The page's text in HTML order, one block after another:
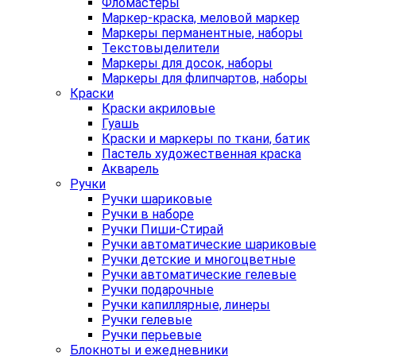
Маркер-краска, меловой маркер
Маркеры перманентные, наборы
Текстовыделители
Маркеры для досок, наборы
Маркеры для флипчартов, наборы
Краски
Краски акриловые
Гуашь
Краски и маркеры по ткани, батик
Пастель художественная краска
Акварель
Ручки
Ручки шариковые
Ручки в наборе
Ручки Пиши-Стирай
Ручки автоматические шариковые
Ручки детские и многоцветные
Ручки автоматические гелевые
Ручки подарочные
Ручки капиллярные, линеры
Ручки гелевые
Ручки перьевые
Блокноты и ежедневники